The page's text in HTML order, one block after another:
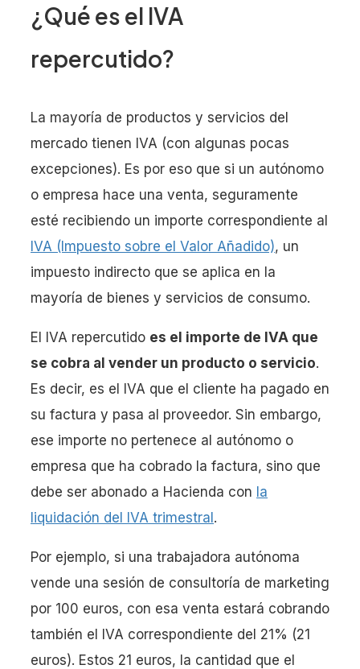
¿Qué es el IVA
repercutido?
La mayoría de productos y servicios del
mercado tienen IVA (con algunas pocas
excepciones). Es por eso que si un autónomo
o empresa hace una venta, seguramente
esté recibiendo un importe correspondiente al
IVA (Impuesto sobre el Valor Añadido), un
impuesto indirecto que se aplica en la
mayoría de bienes y servicios de consumo.
El IVA repercutido es el importe de IVA que
se cobra al vender un producto o servicio.
Es decir, es el IVA que el cliente ha pagado en
su factura y pasa al proveedor. Sin embargo,
ese importe no pertenece al autónomo o
empresa que ha cobrado la factura, sino que
debe ser abonado a Hacienda con la
liquidación del IVA trimestral.
Por ejemplo, si una trabajadora autónoma
vende una sesión de consultoría de marketing
por 100 euros, con esa venta estará cobrando
también el IVA correspondiente del 21% (21
euros). Estos 21 euros, la cantidad que el